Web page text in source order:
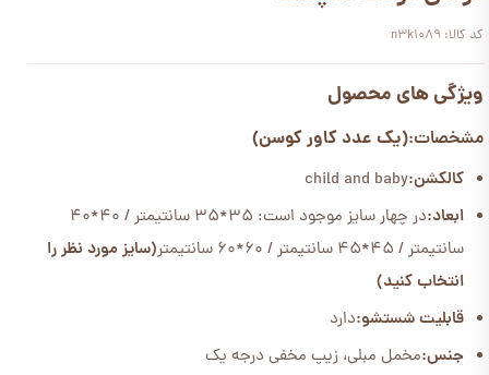
کد کالا: n3k1089
ویژگی های محصول
مشخصات:(یک عدد کاور کوسن)
کالکشن:child and baby
ابعاد:
در چهار سایز موجود است: 35*35 سانتیمتر / 40*40
سانتیمتر / 45*45 سانتیمتر / 60*60 سانتیمتر
(سایز مورد نظر را
انتخاب کنید)
قابلیت شستشو:دارد
جنس:مخمل مبلی، زیپ مخفی درجه یک